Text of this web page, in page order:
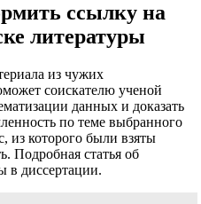
ссылку на
литературы
из чужих
соискателю ученой
данных и доказать
по теме выбранного
из которого были взяты
Подробная статья об
в диссертации.